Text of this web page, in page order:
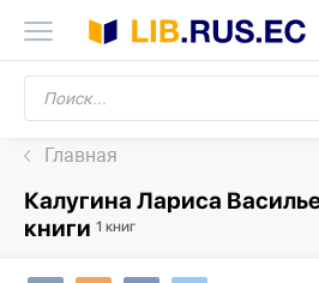
Главная
Калугина Лариса
книги 1 книг